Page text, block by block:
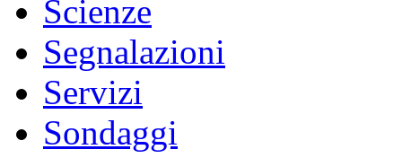
Scienze
Segnalazioni
Servizi
Sondaggi